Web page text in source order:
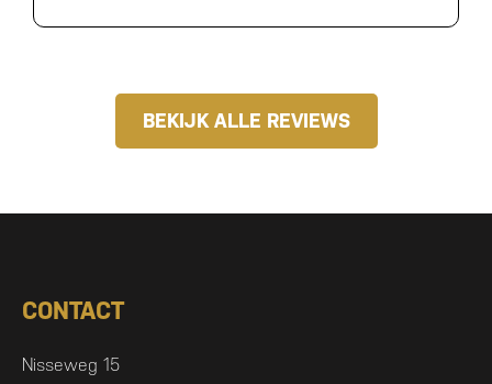
BEKIJK ALLE REVIEWS
CONTACT
Nisseweg 15